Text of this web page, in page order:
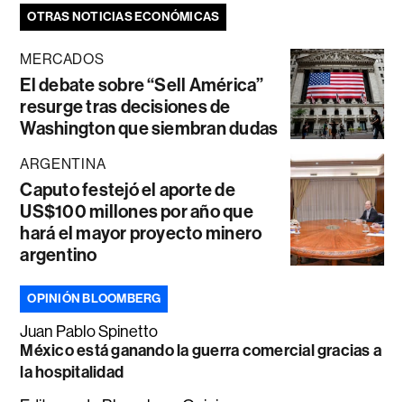
OTRAS NOTICIAS ECONÓMICAS
MERCADOS
El debate sobre “Sell América”
resurge tras decisiones de
Washington que siembran dudas
ARGENTINA
Caputo festejó el aporte de
US$100 millones por año que
hará el mayor proyecto minero
argentino
OPINIÓN BLOOMBERG
Juan Pablo Spinetto
México está ganando la guerra comercial gracias a
la hospitalidad